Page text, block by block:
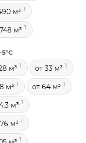
м³ 1
м³ 1
м³ 1 от 33 м³ 1
м³ 1 от 64 м³ 1
м³ 1
м³ 1
1